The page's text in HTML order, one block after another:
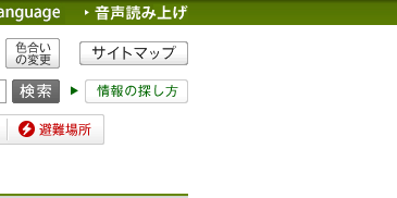
色合いの変更
避難場所